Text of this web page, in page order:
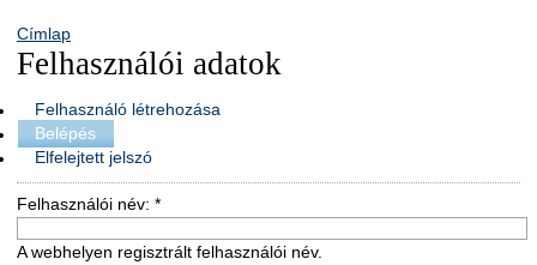
Címlap
Felhasználói adatok
Felhasználó létrehozása
Belépés
Elfelejtett jelszó
Felhasználói név: *
A webhelyen regisztrált felhasználói név.